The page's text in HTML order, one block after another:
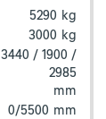
5290 kg
3000 kg
3440 / 1900 /
2985
mm
0/5500 mm